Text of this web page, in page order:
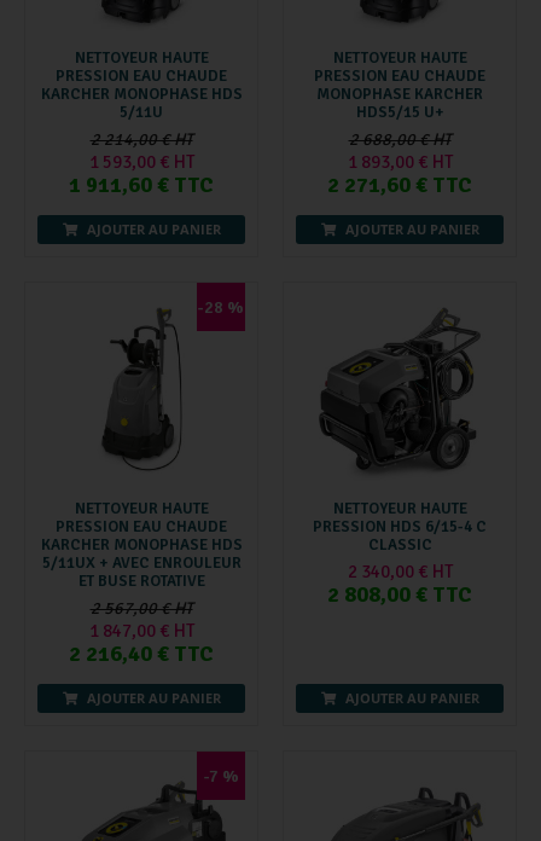
NETTOYEUR HAUTE
PRESSION EAU CHAUDE
KARCHER MONOPHASE HDS
5/11U
2 214,00 € HT
1 593,00 € HT
1 911,60 € TTC
AJOUTER AU PANIER
NETTOYEUR HAUTE
PRESSION EAU CHAUDE
MONOPHASE KARCHER
HDS5/15 U+
2 688,00 € HT
1 893,00 € HT
2 271,60 € TTC
AJOUTER AU PANIER
-28 %
NETTOYEUR HAUTE
PRESSION EAU CHAUDE
KARCHER MONOPHASE HDS
5/11UX + AVEC ENROULEUR
ET BUSE ROTATIVE
2 567,00 € HT
1 847,00 € HT
2 216,40 € TTC
AJOUTER AU PANIER
NETTOYEUR HAUTE
PRESSION HDS 6/15-4 C
CLASSIC
2 340,00 € HT
2 808,00 € TTC
AJOUTER AU PANIER
-7 %